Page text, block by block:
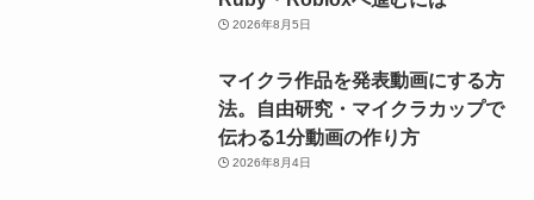
2026年8月5日
マイクラ作品を発表動画にする方
法。自由研究・マイクラカップで
伝わる1分動画の作り方
2026年8月4日